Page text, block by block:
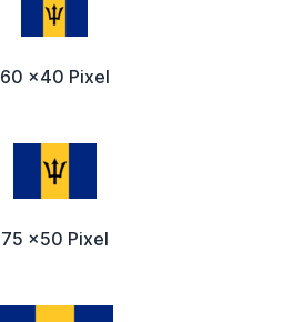
60 x40 Pixel
75 x50 Pixel